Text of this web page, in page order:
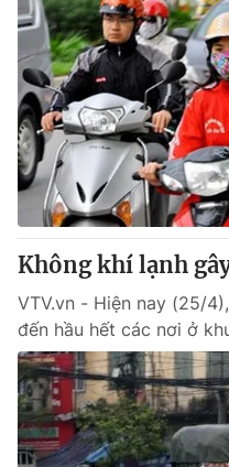
Không khí lạnh
VTV.vn - Hiện nay (25/
đến hầu hết các nơi ở